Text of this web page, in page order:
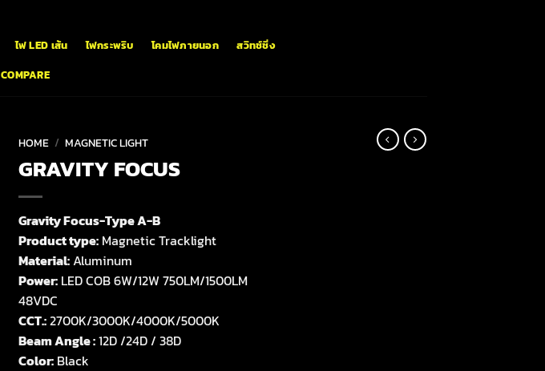
ไฟ LED เส้น ไฟกระพริบ โคมไฟภายนอก
สวิทช์ชิ่ง
COMPARE
HOME / MAGNETIC LIGHT
GRAVITY FOCUS
Gravity Focus-Type A-B
Product type: Magnetic Tracklight
Material:Aluminum
Power: LED COB 6W/12W 750LM/1500LM
48VDC
CCT.:2700K/3000K/4000K/5000K
Beam Angle :12D /24D / 38D
Color: Black